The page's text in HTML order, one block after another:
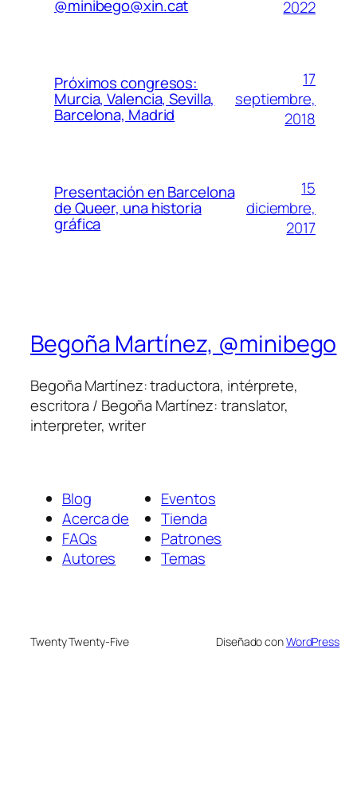
@minibego@xin.cat
2022
Próximos congresos:
Murcia, Valencia, Sevilla,
Barcelona, Madrid
17
septiembre,
2018
Presentación en Barcelona
de Queer, una historia
gráfica
15
diciembre,
2017
Begoña Martínez, @minibego
Begoña Martínez: traductora, intérprete,
escritora / Begoña Martínez: translator,
interpreter, writer
Blog
Acerca de
FAQs
Autores
Eventos
Tienda
Patrones
Temas
Twenty Twenty-Five Diseñado conWordPress